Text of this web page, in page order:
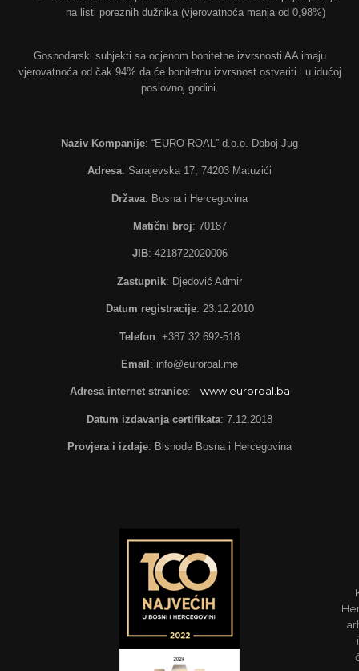
na listi poreznih dužnika (vjerovatnoća manja od 0,98%)
Gospodarski subjekti sa ocjenom bonitetne izvrsnosti AA imaju
vjerovatnoća od čak 94% da će bonitetnu izvrsnost ostvariti i u idućoj
poslovnoj godini.
Naziv Kompanije: “EURO-ROAL” d.o.o. Doboj Jug
Adresa: Sarajevska 17, 74203 Matuzići
Država: Bosna i Hercegovina
Matični broj: 70187
JIB: 4218722020006
Zastupnik: Djedović Admir
Datum registracije: 23.12.2010
Telefon: +387 32 692-518
Email : info@euroroal.me
Adresa internet stranice: www.euroroal.ba
Datum izdavanja certifikata: 7.12.2018
Provjera i izdaje: Bisnode Bosna i Hercegovina